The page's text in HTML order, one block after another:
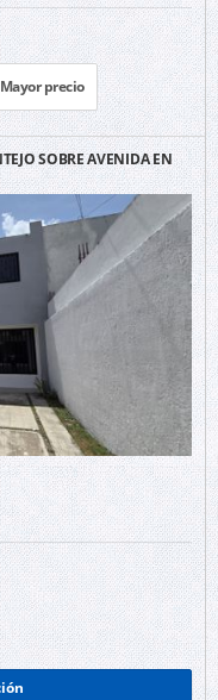
precio
SOBRE AVENIDA EN